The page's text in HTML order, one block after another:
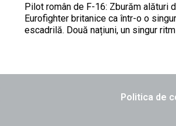
Pilot român de F-16: Zburăm alături
Eurofighter britanice ca într-o o
escadrilă. Două națiuni, un singur ritm
Politica de